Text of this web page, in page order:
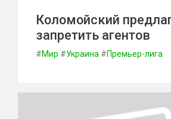
Коломойский
запретить агентов
#Мир #Украина #Премьер-лига